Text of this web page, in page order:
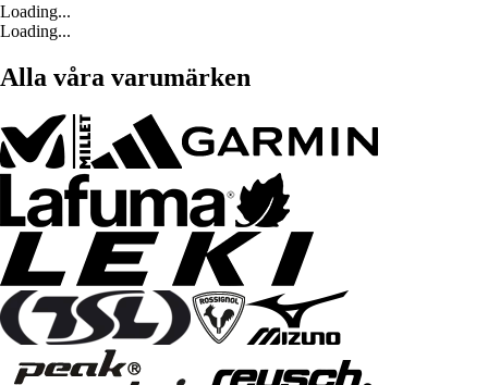
Loading...
Loading...
Alla våra varumärken